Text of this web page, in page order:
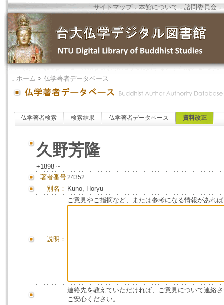
サイトマップ．本館について ．諮問委員会 ．
． ホーム > 仏学著者データベース
仏学著者検索 検索結果 仏学著者データベース 資料改正
久野芳隆
+1898 ~
著者番号24352
別名： Kuno, Horyu
説明：
ご意見やご指摘など、または参考になる情報があれ
連絡先を教えていただければ、ご意見について連絡
ご安心ください。